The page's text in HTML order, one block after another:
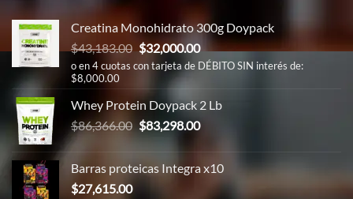
Creatina Monohidrato 300g Doypack
$43,183.00 El
precio
original
era:
$43,183.00.
$32,000.00El
precio
$32,000.00.
o en 4 cuotas con tarjeta de DÉBITO SIN interés de:
$8,000.00
Whey Protein Doypack 2 Lb
$86,366.00 El
precio
original
era:
$83,298.00El
es:
$83,298.00.
Barras proteicas Integra x10
$27,615.00